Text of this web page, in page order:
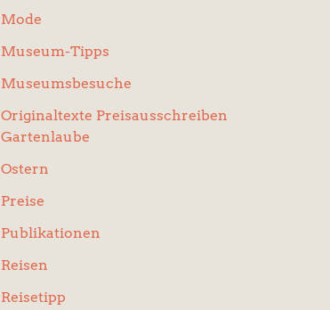
Mode
Museum-Tipps
Museumsbesuche
Originaltexte Preisausschreiben
Gartenlaube
Ostern
Preise
Publikationen
Reisen
Reisetipp